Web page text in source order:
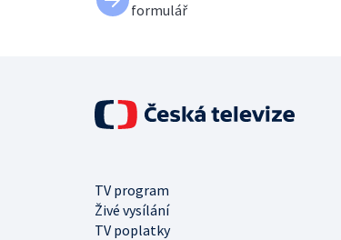
formulář
TV program
Živé vysílání
TV poplatky